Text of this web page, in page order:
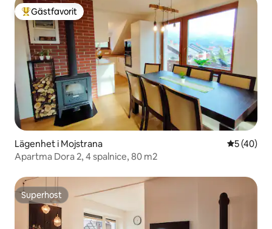
Populär gästfavorit
Gästfavorit
Lägenhet i Mojstrana 5 av 5 i
5 (40)
Apartma Dora 2, 4 spalnice, 80 m2
Superhost
Superhost